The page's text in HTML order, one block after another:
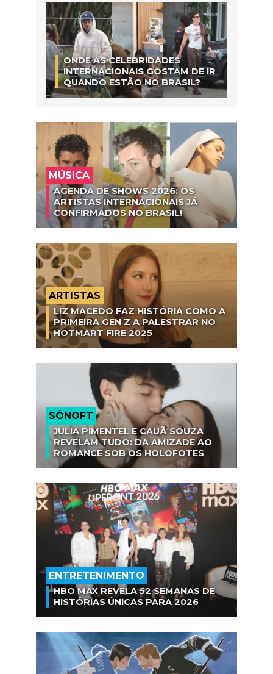
ONDE AS CELEBRIDADES
INTERNACIONAIS GOSTAM DE IR
QUANDO ESTÃO NO BRASIL?
MÚSICA
AGENDA DE SHOWS 2026: OS
ARTISTAS INTERNACIONAIS JÁ
CONFIRMADOS NO BRASIL!
ARTISTAS
LIZ MACEDO FAZ HISTÓRIA COMO A
PRIMEIRA GEN Z A PALESTRAR NO
HOTMART FIRE 2025
SÓNOFT
JULIA PIMENTEL E CAUÃ SOUZA
REVELAM TUDO: DA AMIZADE AO
ROMANCE SOB OS HOLOFOTES
ENTRETENIMENTO
HBO MAX REVELA 52 SEMANAS DE
HISTÓRIAS ÚNICAS PARA 2026